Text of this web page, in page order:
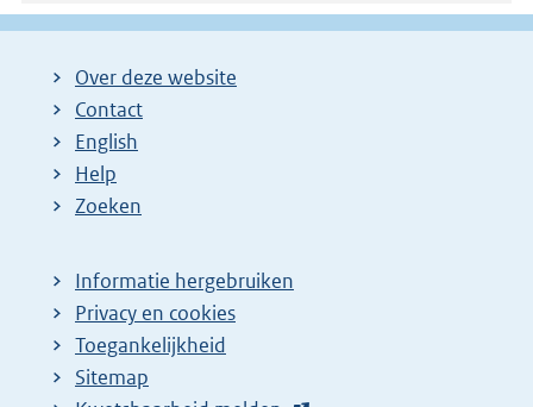
:
Over deze website
Contact
English
Help
Zoeken
Informatie hergebruiken
Privacy en cookies
Toegankelijkheid
Sitemap